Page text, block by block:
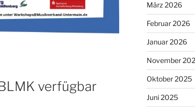
verfügbar
März 2026
Februar 2026
Januar 2026
November
Oktober 2025
Juni 2025